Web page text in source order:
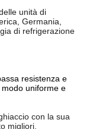
unità di
Germania,
di refrigerazione
resistenza e
uniforme e
con la sua
migliori.